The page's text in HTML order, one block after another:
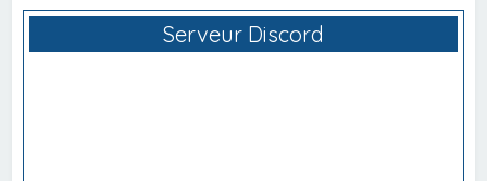
Serveur Discord